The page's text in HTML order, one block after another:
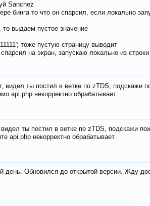
Sanchez
бинга то что он спарсил, если локально
выдаем пустое значение
тоже пустую страницу выводит
на экран, запускаю локально из
видел ты постил в ветке по zTDS, подскажи
api.php некорректно обрабатывает.
видел ты постил в ветке по zTDS, подскажи
api.php некорректно обрабатывает.
день. Обновился до открытой версии. Жду